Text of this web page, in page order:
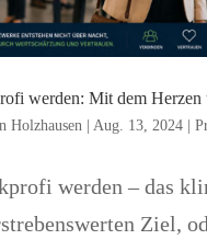
werden: Mit dem Herzen
Holzhausen Aug. 13, 2024|
werden – das
Ziel,